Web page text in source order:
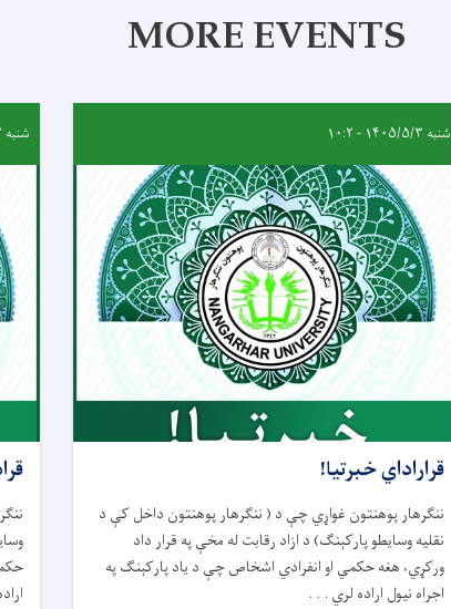
MORE EVENTS
شنبه ۱۴۰۵/۵/۳ - ۱۰:۲
قراراداي خبرتيا!
ننګرهار پوهنتون غواړي چې د ( ننګرهار پوهنتون داخل کې د
نقليه وسايطو پارکېنګ) د ازاد رقابت له مخې په قرار داد
ورکړي، هغه حکمي او انفرادي اشخاص چې د ياد پارکېنګ په
اجراه نيول اراده لري . . .
شنبه ۱۴۰۵/۵/۳ - ۹:۵۷